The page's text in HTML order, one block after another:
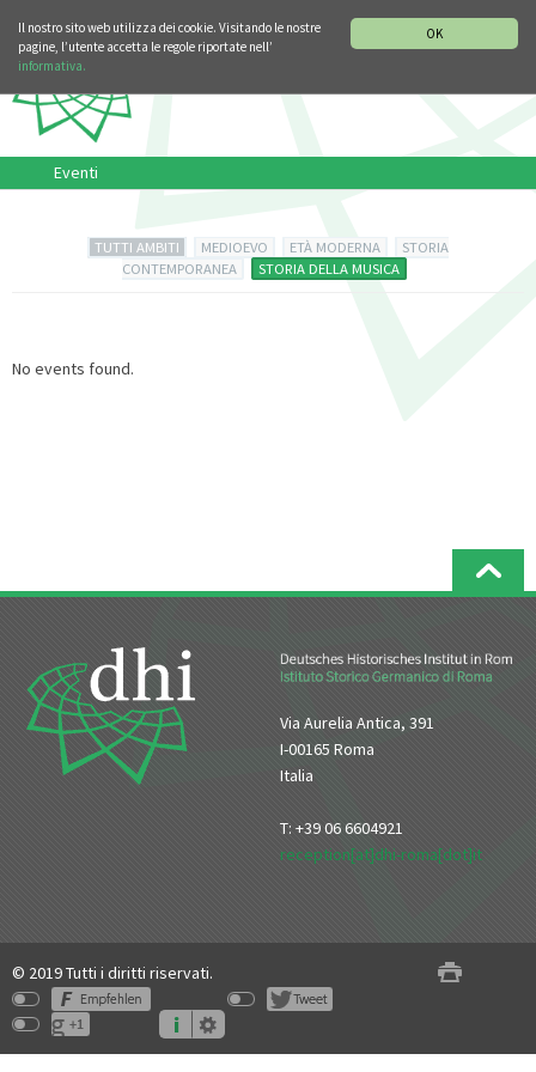
OK
Il nostro sito web utilizza dei cookie. Visitando le nostre
pagine, l’utente accetta le regole riportate nell’
informativa.
Eventi
TUTTI AMBITI MEDIOEVO ETÀ MODERNA
STORIA
CONTEMPORANEA
STORIA DELLA MUSICA
No events found.
Via Aurelia Antica, 391
I-00165 Roma
Italia
T: +39 06 6604921
reception[at]dhi-roma[dot]it
© 2019 Tutti i diritti riservati.